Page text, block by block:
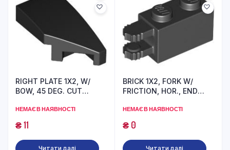
RIGHT PLATE 1X2, W/
BOW, 45 DEG. CUT
НЕМАЄ В НАЯВНОСТІ
₴11
Читати далі
BRICK 1X2, FORK W/
FRICTION, HOR., END
НЕМАЄ В НАЯВНОСТІ
₴0
Читати далі